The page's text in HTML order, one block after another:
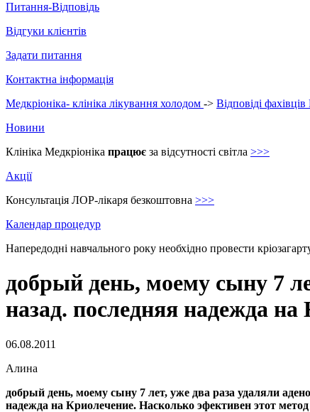
Питання-Відповідь
Відгуки клієнтів
Задати питання
Контактна інформація
Медкріоніка- клініка лікування холодом -> Відповіді
Новини
Клініка Медкріоніка працює за відсутності світла >>>
Акції
Консультація ЛОР-лікаря безкоштовна >>>
Календар процедур
Напередодні навчального року необхідно провести
добрый день, моему сыну 7
назад. последняя надежда
06.08.2011
Алина
добрый день, моему сыну 7 лет, уже два раза удаляли
надежда на Криолечение. Насколько эфективен этот